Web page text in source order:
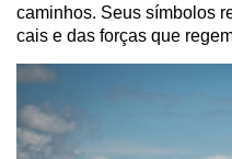
caminhos. Seus símbolos
cais e das forças que